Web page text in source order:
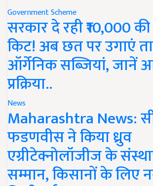
Government Scheme
सरकार दे रही ₹10,000 की
किट! अब छत पर उगाएं
ऑर्गेनिक सब्जियां, जानें
प्रक्रिया..
News
Maharashtra News:
फडणवीस ने किया ध्रुव
एग्रीटेक्नोलॉजीज के
सम्मान, किसानों के लिए